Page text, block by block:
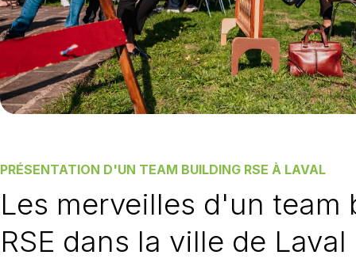
PRÉSENTATION D'UN TEAM BUILDING RSE À LAVAL
Les merveilles d'un team
RSE dans la ville de Laval